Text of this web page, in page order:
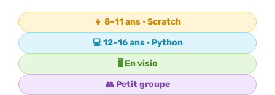
👧 8–11 ans • Scratch
💻 12–16 ans • Python
🖥️ En visio
👥 Petit groupe